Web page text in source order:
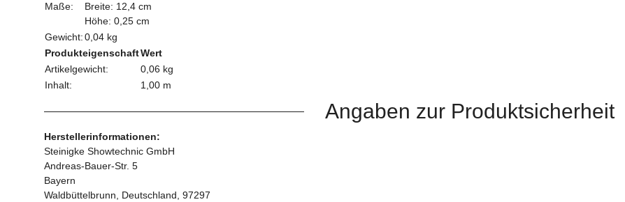
Maße:
Breite: 12,4 cm
Höhe: 0,25 cm
Gewicht:0,04 kg
ProdukteigenschaftWert
Artikelgewicht:
0,06 kg
Inhalt:
1,00 m
Angaben zur Produktsicherheit
Herstellerinformationen:
Steinigke Showtechnic GmbH
Andreas-Bauer-Str. 5
Bayern
Waldbüttelbrunn, Deutschland, 97297